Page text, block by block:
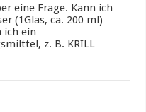
eine Frage. Kann ich
(1Glas, ca. 200 ml)
ich ein
z. B. KRILL